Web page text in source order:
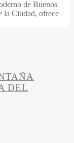
de Buenos
la Ciudad, ofrece
DEL